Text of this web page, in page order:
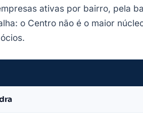
ativas por bairro, pela
o Centro não é o maior